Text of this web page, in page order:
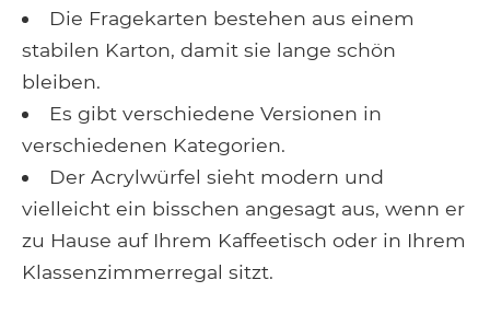
Die Fragekarten bestehen aus einem
stabilen Karton, damit sie lange schön
bleiben.
Es gibt verschiedene Versionen in
verschiedenen Kategorien.
Der Acrylwürfel sieht modern und
vielleicht ein bisschen angesagt aus, wenn er
zu Hause auf Ihrem Kaffeetisch oder in Ihrem
Klassenzimmerregal sitzt.